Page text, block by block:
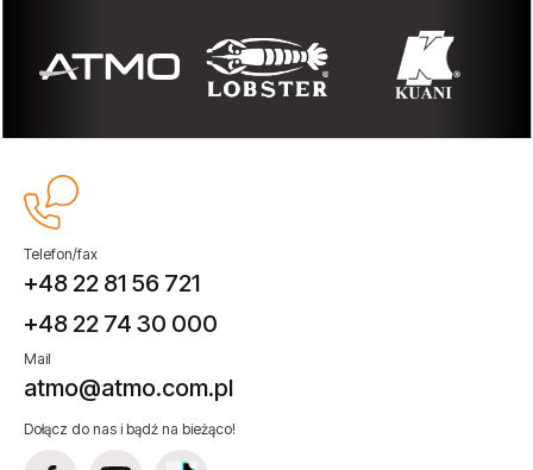
Telefon/fax
+48 22 81 56 721
+48 22 74 30 000
Mail
atmo@atmo.com.pl
Dołącz do nas i bądź na bieżąco!